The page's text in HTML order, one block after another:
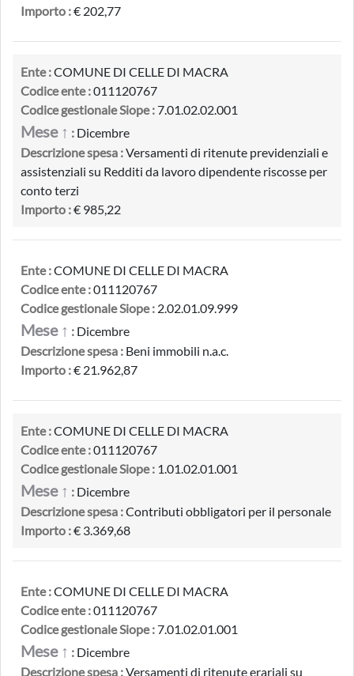
Importo :€ 202,77
Ente :COMUNE DI CELLE DI MACRA
Codice ente :011120767
Codice gestionale Siope :7.01.02.02.001
Mese ↑ : Dicembre
Descrizione spesa :Versamenti di ritenute previdenziali e
assistenziali su Redditi da lavoro dipendente riscosse per
conto terzi
Importo :€ 985,22
Ente :COMUNE DI CELLE DI MACRA
Codice ente :011120767
Codice gestionale Siope : 2.02.01.09.999
Mese ↑ : Dicembre
Descrizione spesa : Beni immobili n.a.c.
Importo :€ 21.962,87
Ente :COMUNE DI CELLE DI MACRA
Codice ente :011120767
Codice gestionale Siope : 1.01.02.01.001
Mese ↑ : Dicembre
Descrizione spesa :Contributi obbligatori per il personale
Importo :€ 3.369,68
Ente :COMUNE DI CELLE DI MACRA
Codice ente :011120767
Codice gestionale Siope :7.01.02.01.001
Mese ↑ : Dicembre
Descrizione spesa :Versamenti di ritenute erariali su